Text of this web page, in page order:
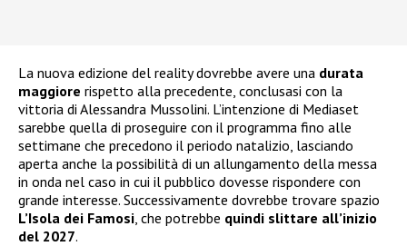
La nuova edizione del reality dovrebbe avere una durata
maggiore rispetto alla precedente, conclusasi con la
vittoria di Alessandra Mussolini. L’intenzione di Mediaset
sarebbe quella di proseguire con il programma fino alle
settimane che precedono il periodo natalizio, lasciando
aperta anche la possibilità di un allungamento della messa
in onda nel caso in cui il pubblico dovesse rispondere con
grande interesse. Successivamente dovrebbe trovare spazio
L’Isola dei Famosi , che potrebbe quindi slittare all’inizio
del 2027.